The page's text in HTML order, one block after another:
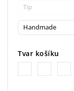
Tip
Handmade
Tvar košíku